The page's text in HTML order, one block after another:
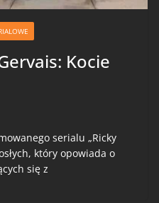
Kocie
serialu „Ricky
który opowiada o
się z